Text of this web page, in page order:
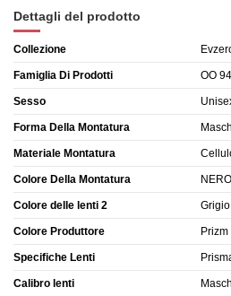
Dettagli del prodotto
Collezione
Famiglia Di Prodotti OO
Sesso
Forma Della Montatura
Materiale Montatura
Colore Della Montatura
Colore delle lenti 2 Grigio
Colore Produttore
Specifiche Lenti
Calibro lenti